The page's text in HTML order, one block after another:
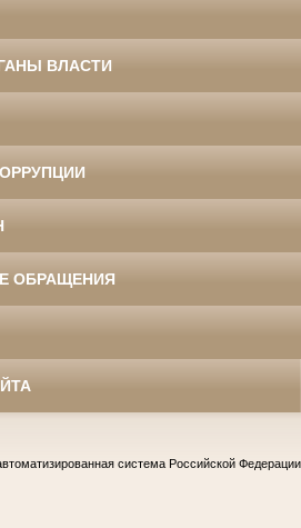
ВЛАСТИ
ОБРАЩЕНИЯ
система Российской